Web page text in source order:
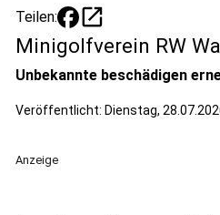
Teilen: open_in_new
Minigolfverein RW
Unbekannte beschädigen
Veröffentlicht: Dienstag,
Anzeige